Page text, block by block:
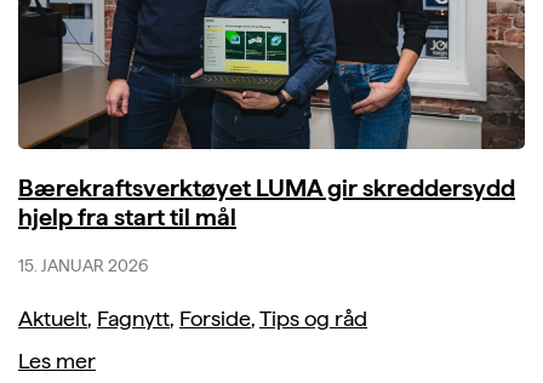
Bærekraftsverktøyet LUMA gir skreddersydd
hjelp fra start til mål
15. JANUAR 2026
Aktuelt, Fagnytt, Forside,Tips og råd
Les mer